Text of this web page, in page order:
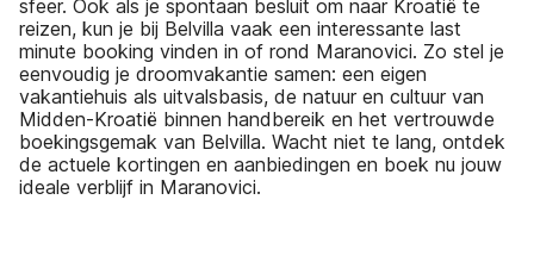
sfeer. Ook als je spontaan besluit om naar Kroatië te
reizen, kun je bij Belvilla vaak een interessante last
minute booking vinden in of rond Maranovici. Zo stel je
eenvoudig je droomvakantie samen: een eigen
vakantiehuis als uitvalsbasis, de natuur en cultuur van
Midden-Kroatië binnen handbereik en het vertrouwde
boekingsgemak van Belvilla. Wacht niet te lang, ontdek
de actuele kortingen en aanbiedingen en boek nu jouw
ideale verblijf in Maranovici.